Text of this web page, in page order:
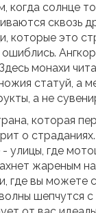
когда солнце
сквозь
которые это
монахи
статуй, а
а не
которая
о
улицы, где
жареным
где вы можете
шепчутся